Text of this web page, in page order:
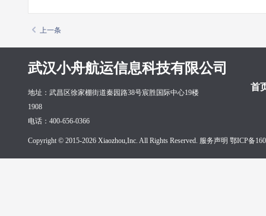
上一条
武汉小舟航运信息科技有限公司
首
地址：武昌区徐家棚街道秦园路38号宸胜国际中心19楼
1908
电话：400-656-0366
Copyright © 2015-2026 Xiaozhou,Inc. All Rights Reserved. 服务声明 鄂ICP备